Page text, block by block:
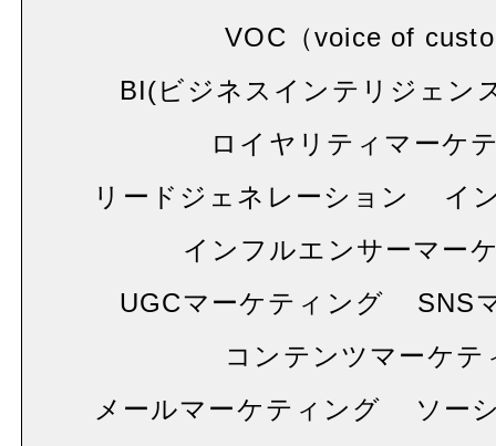
VOC（voice of
BI(ビジネスインテリジェン
ロイヤリティマーケ
リードジェネレーション
イ
インフルエンサーマー
UGCマーケティング
SNS
コンテンツマーケテ
メールマーケティング
ソー